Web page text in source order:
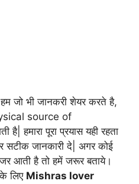
जो भी जानकरी शेयर करते है,
source of
हमारा पूरा प्रयास यही रहता
सटीक जानकारी दे| अगर कोई
आती है तो हमें जरूर बताये।
लिए Mishras lover